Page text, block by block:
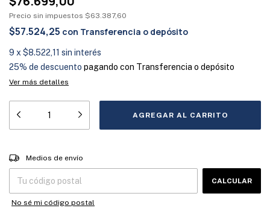
Precio sin impuestos $63.387,60
$57.524,25 con Transferencia o depósito
9 x $8.522,11 sin interés
25% de descuento pagando con Transferencia o depósito
Ver más detalles
Entregas para el CP:
Medios de envío
CALCULAR
No sé mi código postal